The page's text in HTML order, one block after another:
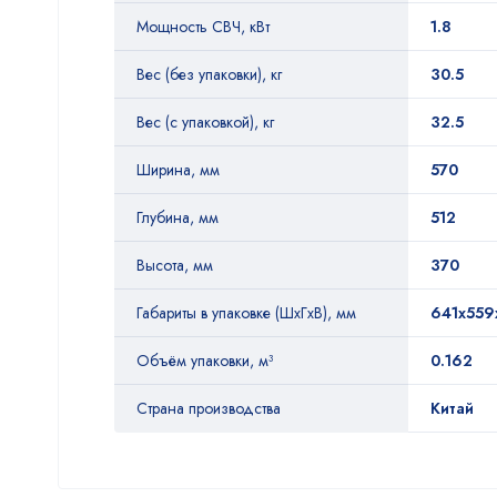
Мощность СВЧ, кВт 1.8
Вес (без упаковки), кг 30.5
Вес (с упаковкой), кг 32.5
Ширина, мм 570
Глубина, мм 512
Высота, мм 370
Габариты в упаковке (ШхГхВ), мм
Объём упаковки, м³ 0.162
Страна производства Китай